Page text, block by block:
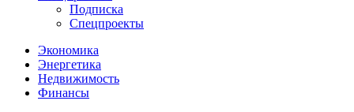
Подписка
Спецпроекты
Экономика
Энергетика
Недвижимость
Финансы